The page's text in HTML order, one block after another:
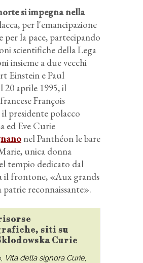
si impegna nella
per l'emancipazione
per la pace, partecipando
scientifiche della Lega
insieme a due vecchi
Einstein e Paul
20 aprile 1995, il
François
presidente polacco
ed Eve Curie
nel Panthéon le bare
unica donna
tempio dedicato dal
il frontone, «Aux grands
patrie reconnaissante».
siti su
Curie
Vita della signora Curie,